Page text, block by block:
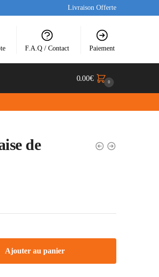
Livraison Offerte
F.A.Q / Contact Paiement
0.00€ 0
de
Ajouter au panier